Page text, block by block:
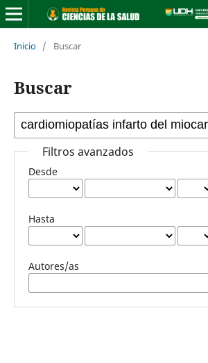
Inicio / Buscar
Buscar
Filtros avanzados
Desde
Hasta
Autores/as